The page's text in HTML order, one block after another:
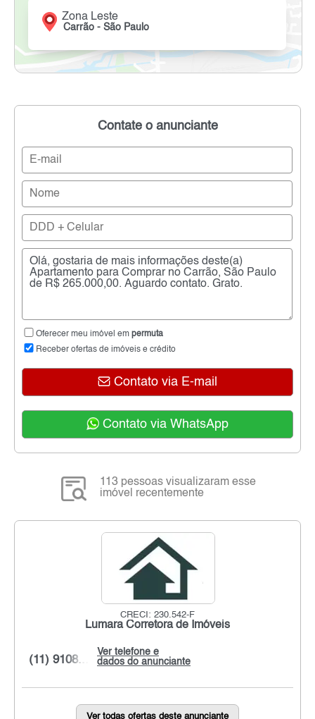
Zona Leste
Carrão - São Paulo
Contate o anunciante
Oferecer meu imóvel em permuta
Receber ofertas de imóveis e crédito
Contato via E-mail
Contato via WhatsApp
113 pessoas visualizaram esse
imóvel recentemente
CRECI: 230.542-F
Lumara Corretora de Imóveis
Ver telefone e
dados do anunciante
(11) 9108...
Ver todas ofertas deste anunciante